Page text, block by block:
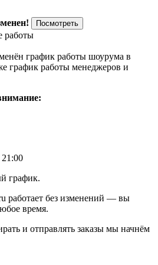
Посмотреть
работы
график работы шоурума в
график работы менеджеров и
график.
работает без изменений — вы
время.
и отправлять заказы мы начнём